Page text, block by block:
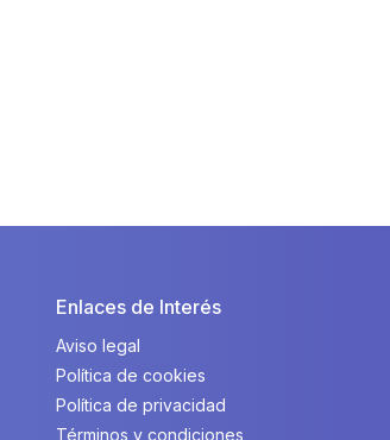
Enlaces de Interés
Aviso legal
Política de cookies
Política de privacidad
Términos y condiciones